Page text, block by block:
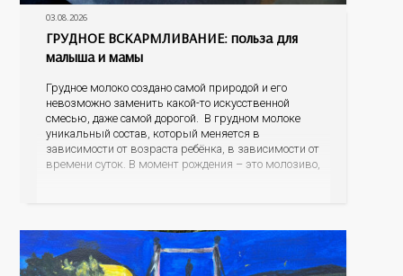
03.08.2026
ГРУДНОЕ ВСКАРМЛИВАНИЕ: польза для
малыша и мамы
Грудное молоко создано самой природой и его
невозможно заменить какой-то искусственной
смесью, даже самой дорогой. В грудном молоке
уникальный состав, который меняется в
зависимости от возраста ребёнка, в зависимости от
времени суток. В момент рождения – это молозиво,